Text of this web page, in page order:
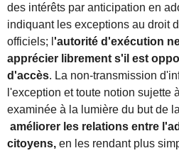
des intérêts par anticipation en
indiquant les exceptions au droit
officiels; l 'autorité d'exécution
apprécier librement s'il est
d'accès. La non-transmission
l'exception et toute notion sujette
examinée à la lumière du but de
améliorer les relations entre
citoyens, en les rendant plus